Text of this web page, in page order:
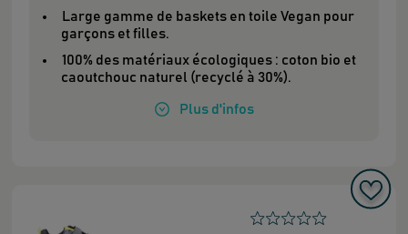
Large gamme de baskets en toile Vegan pour
garçons et filles.
100% des matériaux écologiques : coton bio et
caoutchouc naturel (recyclé à 30%).
Plus d'infos